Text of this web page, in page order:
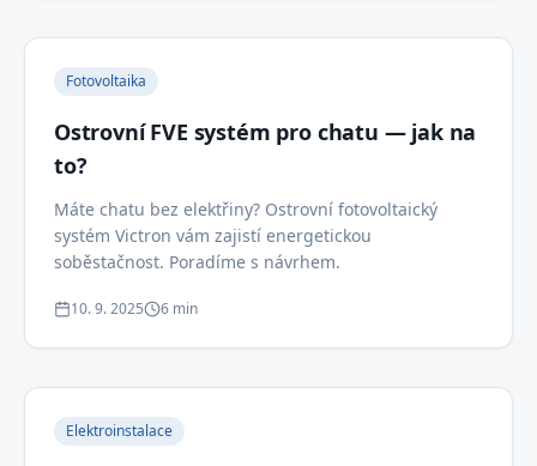
Fotovoltaika
Ostrovní FVE systém pro chatu — jak na
to?
Máte chatu bez elektřiny? Ostrovní fotovoltaický
systém Victron vám zajistí energetickou
soběstačnost. Poradíme s návrhem.
10. 9. 2025 6 min
Elektroinstalace